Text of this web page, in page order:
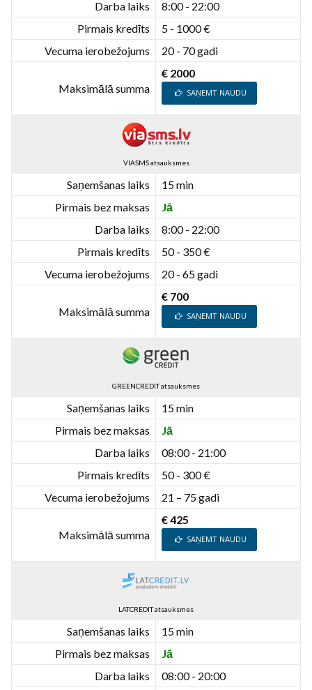
Darba laiks
8:00 - 22:00
Pirmais kredīts
5 - 1000 €
Vecuma ierobežojums
20 - 70 gadi
Maksimālā summa
€ 2000
SAŅEMT NAUDU
VIASMS atsauksmes
Saņemšanas laiks
15 min
Pirmais bez maksas
Jā
Darba laiks
8:00 - 22:00
Pirmais kredīts
50 - 350 €
Vecuma ierobežojums
20 - 65 gadi
Maksimālā summa
€ 700
SAŅEMT NAUDU
GREENCREDIT atsauksmes
Saņemšanas laiks
15 min
Pirmais bez maksas
Jā
Darba laiks
08:00 - 21:00
Pirmais kredīts
50 - 300 €
Vecuma ierobežojums
21 – 75 gadi
Maksimālā summa
€ 425
SAŅEMT NAUDU
LATCREDIT atsauksmes
Saņemšanas laiks
15 min
Pirmais bez maksas
Jā
Darba laiks
08:00 - 20:00